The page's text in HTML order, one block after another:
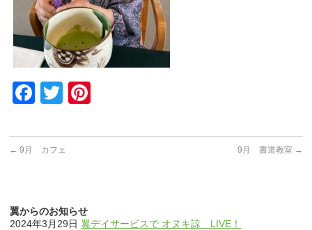
Facebook
Twitter
← 9月 カフェ 9月 書道教室 →
翼からのお知らせ
2024年3月29日 翼デイサービスで オヌキ諒 LIVE！